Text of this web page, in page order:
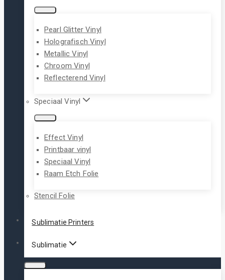
Pearl Glitter Vinyl
Holografisch Vinyl
Metallic Vinyl
Chroom Vinyl
Reflecterend Vinyl
Speciaal Vinyl
Effect Vinyl
Printbaar vinyl
Speciaal Vinyl
Raam Etch Folie
Stencil Folie
Sublimatie Printers
Sublimatie